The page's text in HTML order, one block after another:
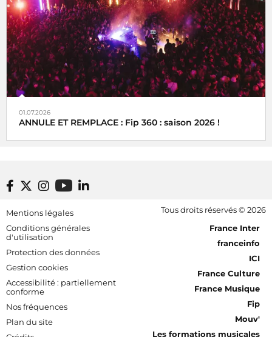
01.07.2026
ANNULE ET REMPLACE : Fip 360 : saison 2026 !
Footer bottom
Mentions légales
Conditions générales
d'utilisation
Protection des données
Gestion cookies
Accessibilité : partiellement
conforme
Nos fréquences
Plan du site
Tous droits réservés © 2026
[RDF] Pied de page - Mobile
France Inter
franceinfo
ICI
France Culture
France Musique
Fip
Mouv'
Les formations musicales